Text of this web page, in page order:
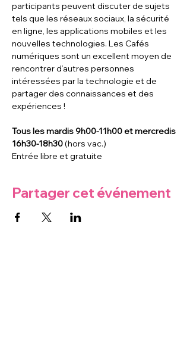
participants peuvent discuter de sujets
tels que les réseaux sociaux, la sécurité
en ligne, les applications mobiles et les
nouvelles technologies. Les Cafés
numériques sont un excellent moyen de
rencontrer d’autres personnes
intéressées par la technologie et de
partager des connaissances et des
expériences !
Tous les mardis 9h00-11h00 et mercredis
16h30-18h30 (hors vac.)
Entrée libre et gratuite
Partager cet événement